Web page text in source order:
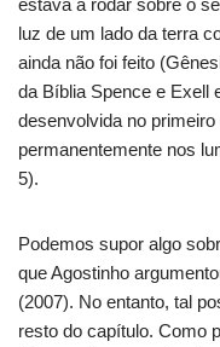
luz de um lado da terra
ainda não foi feito
da Bíblia Spence e Exell
desenvolvida no
permanentemente nos
5).
Podemos supor algo
que Agostinho
(2007). No entanto, tal
resto do capítulo. Como